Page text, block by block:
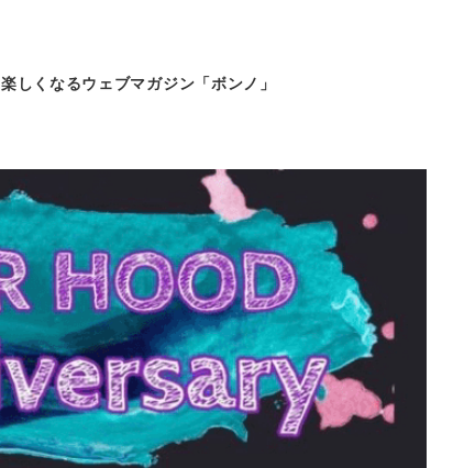
楽しくなるウェブマガジン「ボンノ」